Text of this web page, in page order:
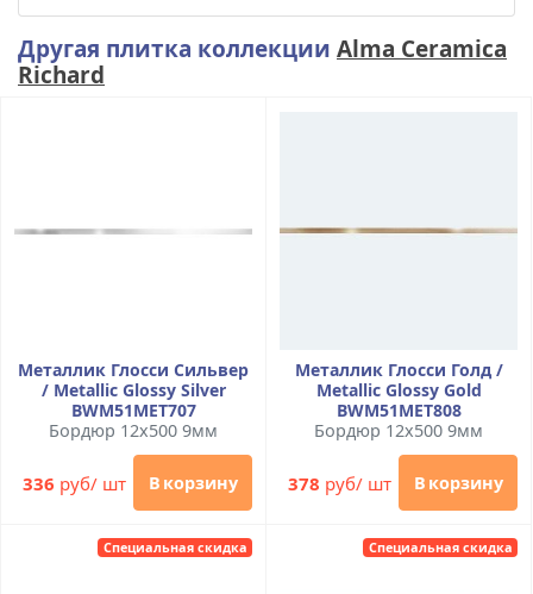
Другая плитка коллекции Alma Ceramica
Richard
Металлик Глосси Сильвер
/ Metallic Glossy Silver
BWM51MET707
Бордюр 12x500 9мм
336 руб/ шт В корзину
Металлик Глосси Голд /
Metallic Glossy Gold
BWM51MET808
Бордюр 12x500 9мм
378 руб/ шт В корзину
Специальная скидка Специальная скидка